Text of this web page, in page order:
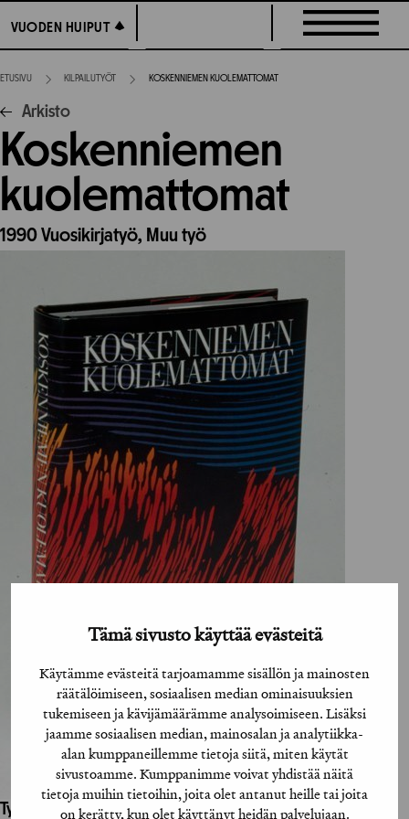
Tämä sivusto käyttää evästeitä
Käytämme evästeitä tarjoamamme sisällön ja mainosten
räätälöimiseen, sosiaalisen median ominaisuuksien
tukemiseen ja kävijämäärämme analysoimiseen. Lisäksi
jaamme sosiaalisen median, mainosalan ja analytiikka-
alan kumppaneillemme tietoja siitä, miten käytät
sivustoamme. Kumppanimme voivat yhdistää näitä
tietoja muihin tietoihin, joita olet antanut heille tai joita
on kerätty, kun olet käyttänyt heidän palvelujaan.
suoraan
sisältöön
VUODEN HUIPUT
VUODEN HUIPUT
ETUSIVU KILPAILUTYÖT KOSKENNIEMEN KUOLEMATTOMAT
Arkisto
Koskenniemen
kuolemattomat
1990Vuosikirjatyö, Muu työ
Työhön osallistuneet henkilöt / tahot: